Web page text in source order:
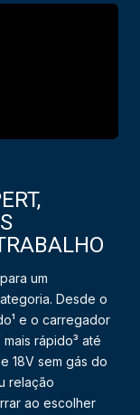
um
Desde o
e o carregador
rápido³ até
18V sem gás do
relação
ao escolher